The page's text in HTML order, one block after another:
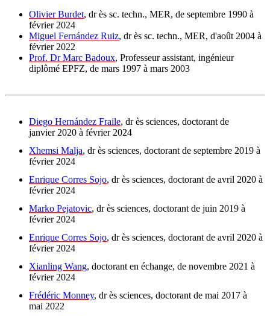
Olivier Burdet, dr ès sc. techn., MER, de septembre 1990 à
février 2024
Miguel Fernández Ruiz, dr ès sc. techn., MER, d'août 2004 à
février 2022
Prof. Dr Marc Badoux, Professeur assistant, ingénieur
diplômé EPFZ, de mars 1997 à mars 2003
Diego Hernández Fraile, dr ès sciences, doctorant de
janvier 2020 à février 2024
Xhemsi Malja, dr ès sciences, doctorant de septembre 2019 à
février 2024
Enrique Corres Sojo, dr ès sciences, doctorant de avril 2020 à
février 2024
Marko Pejatovic, dr ès sciences, doctorant de juin 2019 à
février 2024
Enrique Corres Sojo, dr ès sciences, doctorant de avril 2020 à
février 2024
Xianling Wang, doctorant en échange, de novembre 2021 à
février 2024
Frédéric Monney, dr ès sciences, doctorant de mai 2017 à
mai 2022